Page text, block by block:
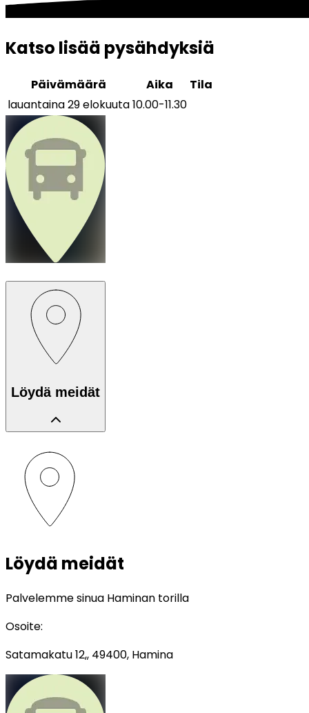
Katso lisää pysähdyksiä
Päivämäärä Aika
Tila
lauantaina 29 elokuuta10.00-11.30
Löydä meidät
Löydä meidät
Palvelemme sinua Haminan torilla
Osoite:
Satamakatu 12,, 49400, Hamina